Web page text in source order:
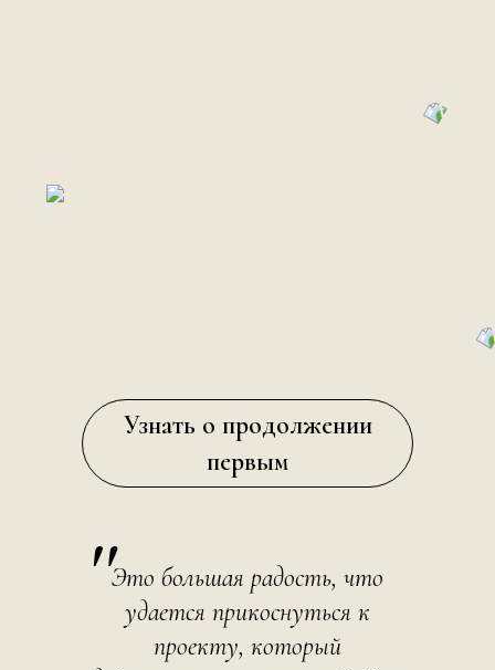
Это большая радость, что
удается прикоснуться к
проекту, который
"
Узнать о продолжении
первым